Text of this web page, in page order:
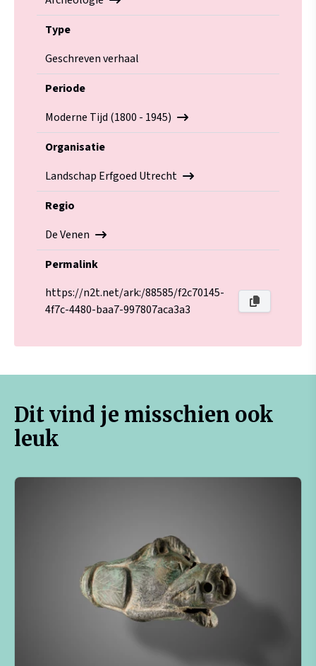
Type
Geschreven verhaal
Periode
Moderne Tijd (1800 - 1945)
Organisatie
Landschap Erfgoed Utrecht
Regio
De Venen
Permalink
https://n2t.net/ark:/88585/f2c70145-
4f7c-4480-baa7-997807aca3a3
Dit vind je misschien ook
leuk